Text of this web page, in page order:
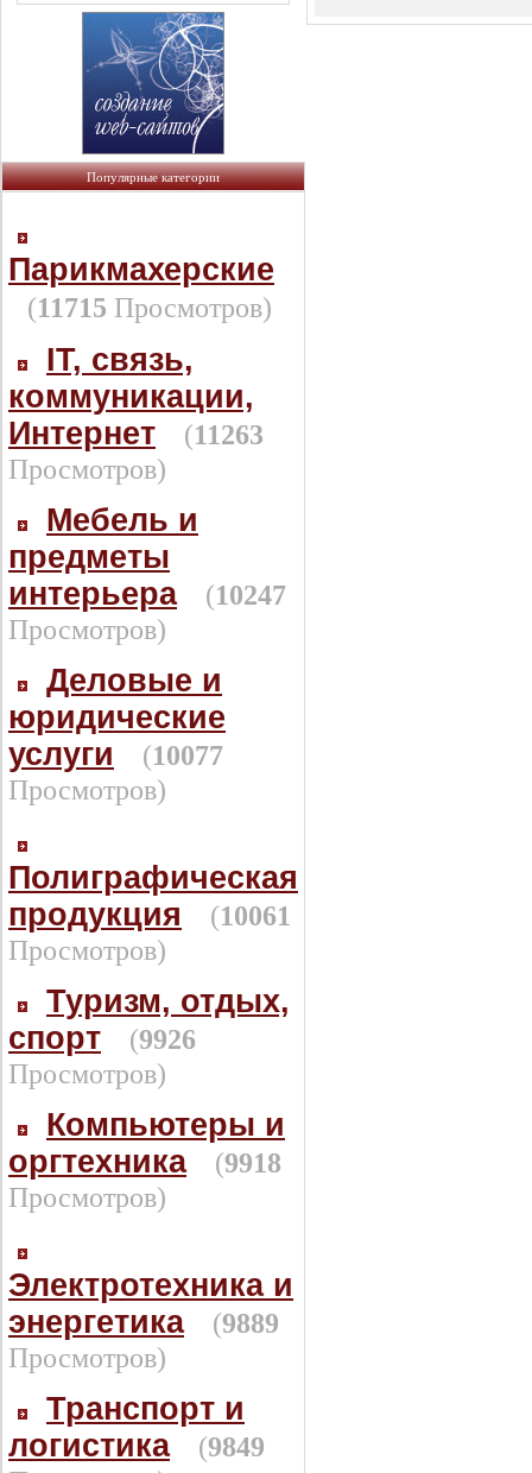
Популярные категории
Парикмахерские
(11715 Просмотров)
IT, связь,
коммуникации,
Интернет
(11263
Просмотров)
Мебель и
предметы
интерьера
(10247
Просмотров)
Деловые и
юридические
услуги
(10077
Просмотров)
Полиграфическая
продукция
(10061
Просмотров)
Туризм, отдых,
спорт
(9926
Просмотров)
Компьютеры и
оргтехника
(9918
Просмотров)
Электротехника и
энергетика
(9889
Просмотров)
Транспорт и
логистика
(9849